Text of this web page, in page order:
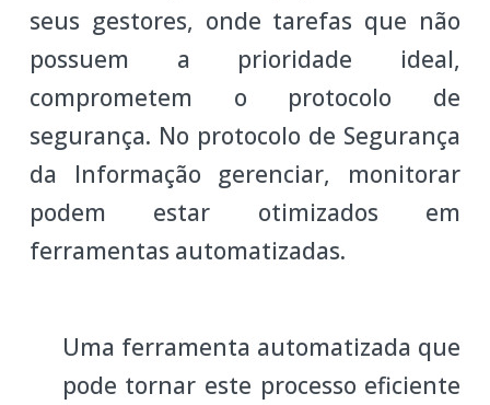
seus gestores, onde tarefas que não
possuem a prioridade ideal,
comprometem o protocolo de
segurança. No protocolo de Segurança
da Informação gerenciar, monitorar
podem estar otimizados em
ferramentas automatizadas.
Uma ferramenta automatizada que
pode tornar este processo eficiente